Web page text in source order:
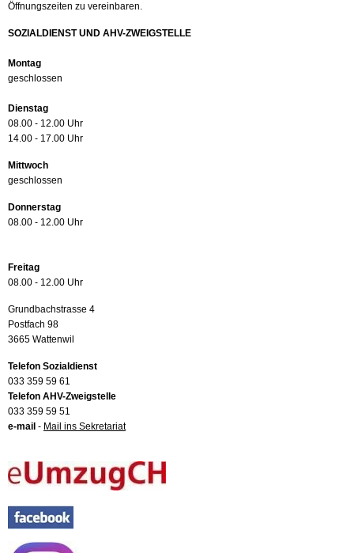
Öffnungszeiten zu vereinbaren.
SOZIALDIENST UND AHV-ZWEIGSTELLE
Montag
geschlossen
Dienstag
08.00 - 12.00 Uhr
14.00 - 17.00 Uhr
Mittwoch
geschlossen
Donnerstag
08.00 - 12.00 Uhr
Freitag
08.00 - 12.00 Uhr
Grundbachstrasse 4
Postfach 98
3665 Wattenwil
Telefon Sozialdienst
033 359 59 61
Telefon AHV-Zweigstelle
033 359 59 51
e-mail - Mail ins Sekretariat